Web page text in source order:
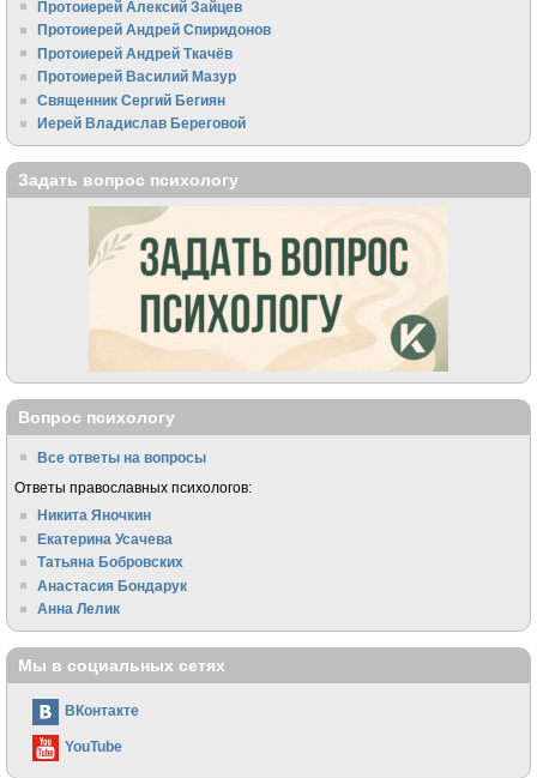
Протоиерей Алексий Зайцев
Протоиерей Андрей Спиридонов
Протоиерей Андрей Ткачёв
Протоиерей Василий Мазур
Священник Сергий Бегиян
Иерей Владислав Береговой
Задать вопрос психологу
Вопрос психологу
Все ответы на вопросы
Ответы православных психологов:
Никита Яночкин
Екатерина Усачева
Татьяна Бобровских
Анастасия Бондарук
Анна Лелик
Мы в социальных сетях
ВКонтакте
YouTube